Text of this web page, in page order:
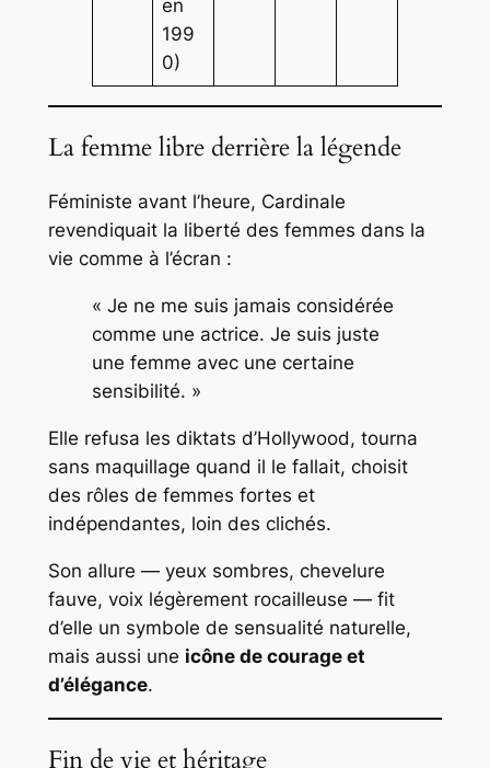
en
199
0)
La femme libre derrière la légende
Féministe avant l’heure, Cardinale
revendiquait la liberté des femmes dans la
vie comme à l’écran :
« Je ne me suis jamais considérée
comme une actrice. Je suis juste
une femme avec une certaine
sensibilité. »
Elle refusa les diktats d’Hollywood, tourna
sans maquillage quand il le fallait, choisit
des rôles de femmes fortes et
indépendantes, loin des clichés.
Son allure — yeux sombres, chevelure
fauve, voix légèrement rocailleuse — fit
d’elle un symbole de sensualité naturelle,
mais aussi une icône de courage et
d’élégance.
Fin de vie et héritage